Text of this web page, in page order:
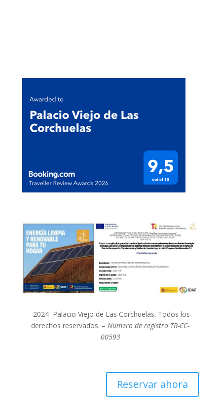
2024 Palacio Viejo de Las Corchuelas. Todos los
derechos reservados. –Número de registro TR-CC-
00593
Reservar ahora